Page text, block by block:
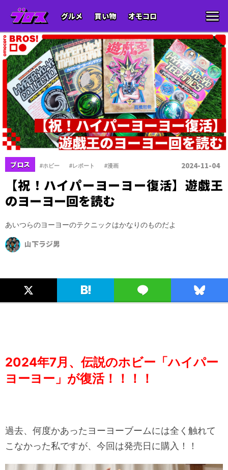
グルメ 買い物 オモコロ
ブロス #ホビー #レポート #漫画 2024-11-04
【祝！ハイパーヨーヨー復活】遊戯王
のヨーヨー回を読む
あいつらのヨーヨーのテクニックはかなりのものだよ
山下ラジ男
2024年7月、伝説のホビー「ハイパー
ヨーヨー」が復活！！！！
過去、何度かあったヨーヨーブームには全く触れて
こなかった私ですが、今回は発売日に購入！！